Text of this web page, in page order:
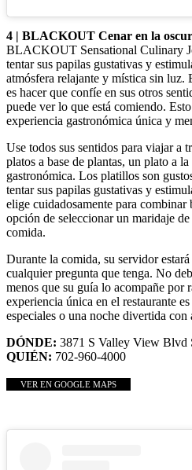
4 | BLACKOUT Cenar en la
BLACKOUT Sensational Culinary
tentar sus papilas gustativas y
atmósfera relajante y mística sin luz.
es hacer que confíe en sus otros
puede ver lo que está comiendo.
experiencia gastronómica única y
Use todos sus sentidos para viajar a
platos a base de plantas, un plato a
gastronómica. Los platillos son
tentar sus papilas gustativas y
elige cuidadosamente para
opción de seleccionar un maridaje
comida.
Durante la comida, su servidor
cualquier pregunta que tenga. No
menos que su guía lo acompañe por
experiencia única en el restaurante
especiales o una noche divertida con
DÓNDE: 3871 S Valley View Blvd
QUIÉN: 702-960-4000
VER EN GOOGLE MAPS